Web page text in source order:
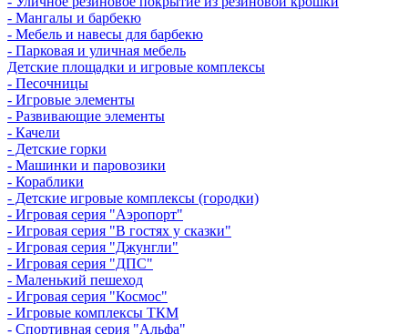
- Мангалы и барбекю
- Мебель и навесы для барбекю
- Парковая и уличная мебель
Детские площадки и игровые комплексы
- Песочницы
- Игровые элементы
- Развивающие элементы
- Качели
- Детские горки
- Машинки и паровозики
- Кораблики
- Детские игровые комплексы (городки)
- Игровая серия "Аэропорт"
- Игровая серия "В гостях у сказки"
- Игровая серия "Джунгли"
- Игровая серия "ДПС"
- Маленький пешеход
- Игровая серия "Космос"
- Игровые комплексы ТКМ
- Спортивная серия "Альфа"